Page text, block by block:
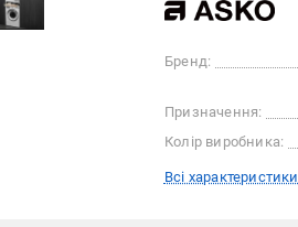
Бренд:
Призначення:
Колір виробника:
Всі характеристики